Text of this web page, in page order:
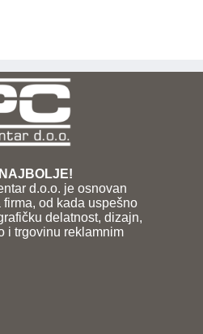
d.o.o. je osnovan
od kada uspešno
delatnost, dizajn,
i trgovinu reklamnim